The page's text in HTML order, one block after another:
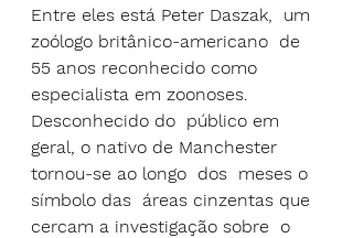
Entre eles está Peter Daszak,  um
zoólogo britânico-americano  de
55 anos reconhecido como
especialista em zoonoses.
Desconhecido do  público em
geral, o nativo de Manchester
tornou-se ao longo  dos  meses o
símbolo das  áreas cinzentas que
cercam a investigação sobre  o